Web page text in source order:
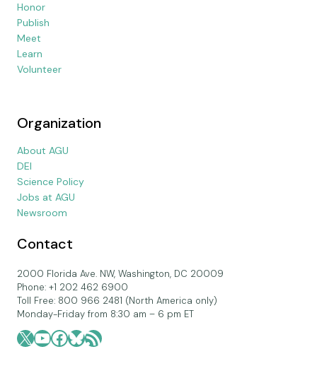
Honor
Publish
Meet
Learn
Volunteer
Organization
About AGU
DEI
Science Policy
Jobs at AGU
Newsroom
Contact
2000 Florida Ave. NW, Washington, DC 20009
Phone: +1 202 462 6900
Toll Free: 800 966 2481 (North America only)
Monday-Friday from 8:30 am – 6 pm ET
X YouTube
Facebook
Bluesky
RSS Feed